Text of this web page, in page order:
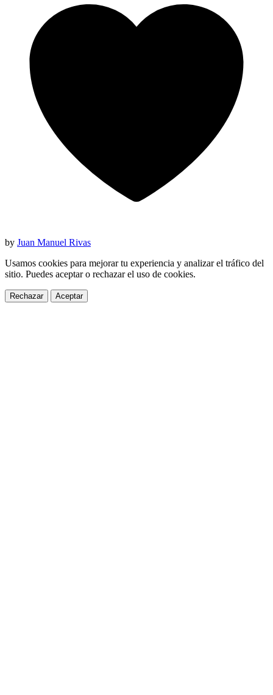
by Juan Manuel Rivas
Usamos cookies para mejorar tu experiencia y analizar el tráfico del
sitio. Puedes aceptar o rechazar el uso de cookies.
Rechazar Aceptar